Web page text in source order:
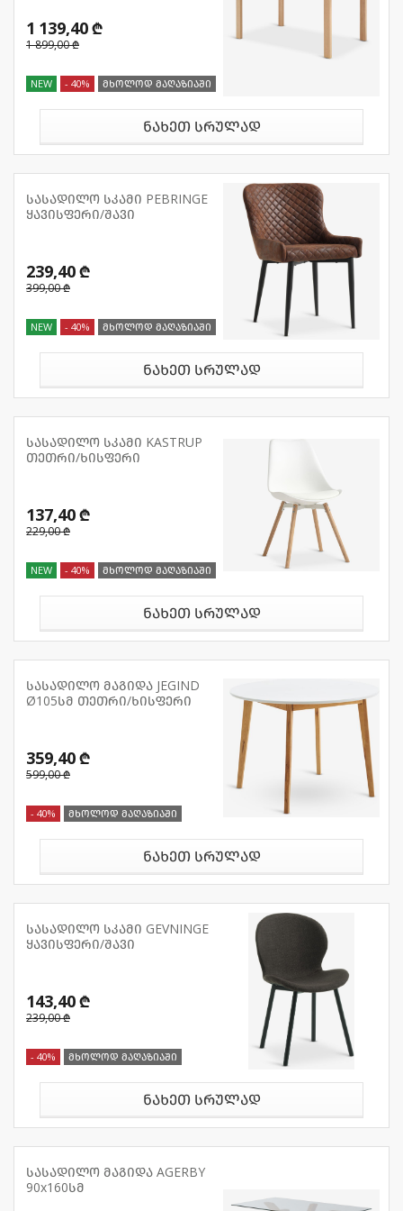
1 139,40 ₾
1 899,00 ₾
NEW - 40% მხოლოდ მაღაზიაში
ნახეთ სრულად
სასადილო სკამი PEBRINGE
ყავისფერი/შავი
239,40 ₾
399,00 ₾
NEW - 40% მხოლოდ მაღაზიაში
ნახეთ სრულად
სასადილო სკამი KASTRUP
თეთრი/ხისფერი
137,40 ₾
229,00 ₾
NEW - 40% მხოლოდ მაღაზიაში
ნახეთ სრულად
სასადილო მაგიდა JEGIND
Ø105სმ თეთრი/ხისფერი
359,40 ₾
599,00 ₾
- 40% მხოლოდ მაღაზიაში
ნახეთ სრულად
სასადილო სკამი GEVNINGE
ყავისფერი/შავი
143,40 ₾
239,00 ₾
- 40% მხოლოდ მაღაზიაში
ნახეთ სრულად
სასადილო მაგიდა AGERBY
90x160სმ